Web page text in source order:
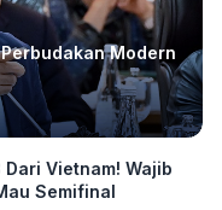
Modern
Vietnam! Wajib
Semifinal